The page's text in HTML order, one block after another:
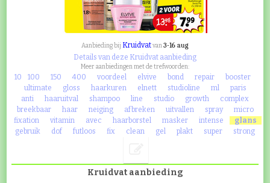
Aanbieding bij Kruidvatvan3-16 aug
Details van deze Kruidvat aanbieding
Meer aanbiedingen met de trefwoorden:
10 100 150 400 voordeel elvive bond repair
booster
ultimate
gloss haarkuren elnett studioline ml
paris
anti
haaruitval shampoo line studio growth
complex
breekbaar
haar neiging afbreken uitvallen spray
micro
fixation
vitamin avec haarborstel masker intense
glans
gebruik
dof futloos fix clean gel plakt super strong
Kruidvat aanbieding